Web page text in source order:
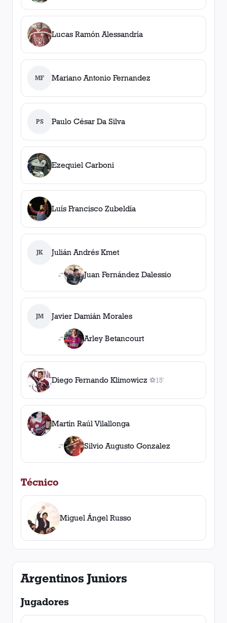
Lucas Ramón Alessandría
MF Mariano Antonio Fernandez
PS Paulo César Da Silva
Ezequiel Carboni
Luís Francisco Zubeldía
JK Julián Andrés Kmet
Juan Fernández Dalessio
JM Javier Damián Morales
Arley Betancourt
Diego Fernando Klimowicz ⚽
1gol
15'
Martín Raúl Vilallonga
Silvio Augusto Gonzalez
Técnico
Miguel Ángel Russo
Argentinos Juniors
Jugadores